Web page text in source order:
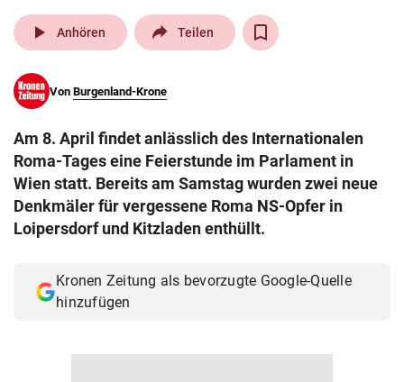
pin_drop
Wien arrow_right
search
eingeben
© Krone Multimedia GmbH & Co KG 2026
play_arrow Anhören Teilen
Von Burgenland-Krone
Am 8. April findet anlässlich des Internationalen
Roma-Tages eine Feierstunde im Parlament in
Wien statt. Bereits am Samstag wurden zwei neue
Denkmäler für vergessene Roma NS-Opfer in
Loipersdorf und Kitzladen enthüllt.
Kronen Zeitung als bevorzugte Google-Quelle
hinzufügen